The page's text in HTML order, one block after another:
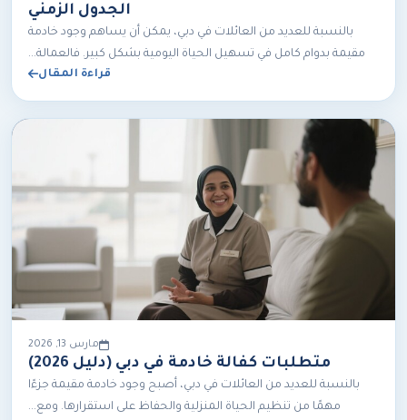
الجدول الزمني
بالنسبة للعديد من العائلات في دبي، يمكن أن يساهم وجود خادمة
مقيمة بدوام كامل في تسهيل الحياة اليومية بشكل كبير. فالعمالة...
قراءة المقال
مارس 13, 2026
متطلبات كفالة خادمة في دبي (دليل 2026)
بالنسبة للعديد من العائلات في دبي، أصبح وجود خادمة مقيمة جزءًا
مهمًا من تنظيم الحياة المنزلية والحفاظ على استقرارها. ومع...